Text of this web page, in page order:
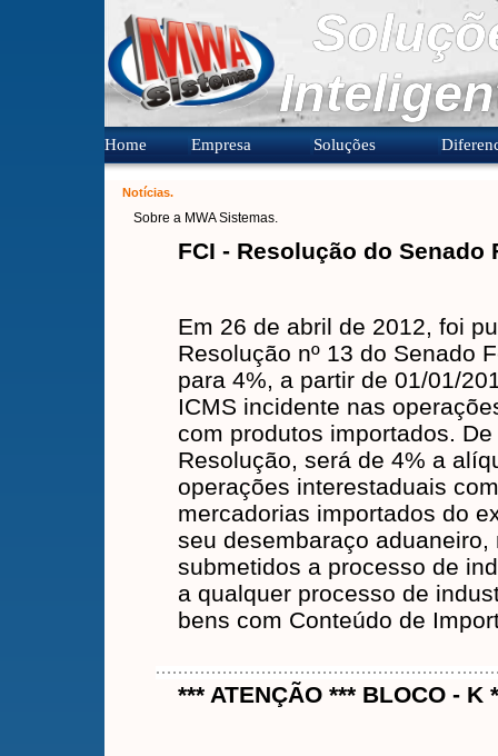
Home Empresa Soluções
Notícias.
Sobre a MWA Sistemas.
FCI - Resolução do Senado
Em 26 de abril de 2012, foi
Resolução nº 13 do Senado
para 4%, a partir de 01/01/
ICMS incidente nas
com produtos importados.
Resolução, será de 4% a
operações interestaduais
mercadorias importados do
seu desembaraço aduaneiro,
submetidos a processo de
a qualquer processo de
bens com Conteúdo de
*** ATENÇÃO *** BLOCO - K